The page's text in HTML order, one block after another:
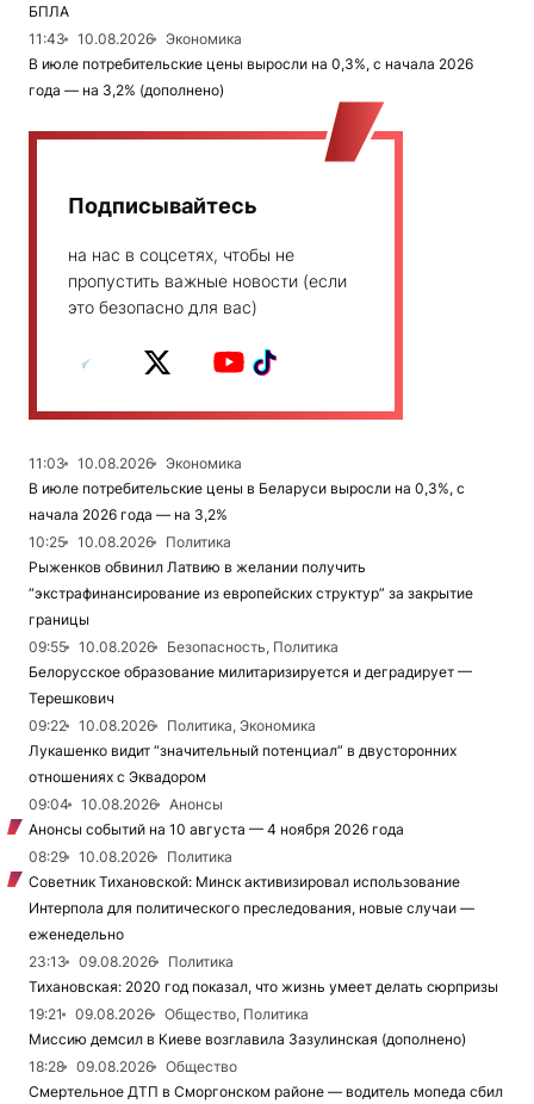
БПЛА
11:43
10.08.2026
Экономика
В июле потребительские цены выросли на 0,3%, с начала 2026
года — на 3,2% (дополнено)
Подписывайтесь
на нас в соцсетях, чтобы не
пропустить важные новости (если
это безопасно для вас)
11:03 10.08.2026
Экономика
В июле потребительские цены в Беларуси выросли на 0,3%, с
начала 2026 года — на 3,2%
10:25
10.08.2026
Политика
Рыженков обвинил Латвию в желании получить
“экстрафинансирование из европейских структур” за закрытие
границы
09:55
10.08.2026
Безопасность, Политика
Белорусское образование милитаризируется и деградирует —
Терешкович
09:22
10.08.2026
Политика, Экономика
Лукашенко видит “значительный потенциал” в двусторонних
отношениях с Эквадором
09:04
10.08.2026
Анонсы
Анонсы событий на 10 августа — 4 ноября 2026 года
08:29
10.08.2026
Политика
Советник Тихановской: Минск активизировал использование
Интерпола для политического преследования, новые случаи —
еженедельно
23:13
09.08.2026
Политика
Тихановская: 2020 год показал, что жизнь умеет делать сюрпризы
19:21
09.08.2026
Общество, Политика
Миссию демсил в Киеве возглавила Зазулинская (дополнено)
18:28
09.08.2026
Общество
Смертельное ДТП в Сморгонском районе — водитель мопеда сбил